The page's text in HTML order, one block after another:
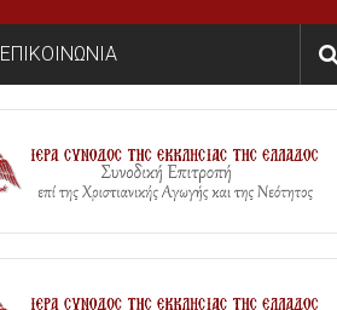
ΕΠΙΚΟΙΝΩΝΙΑ